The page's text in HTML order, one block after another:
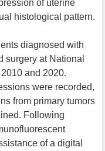
of uterine
histological pattern.
diagnosed with
surgery at National
and 2020.
were recorded,
from primary tumors
Following
of a digital